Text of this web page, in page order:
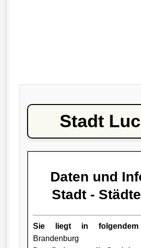
Stadt
Daten und
Stadt -
Sie liegt in folgendem
Brandenburg